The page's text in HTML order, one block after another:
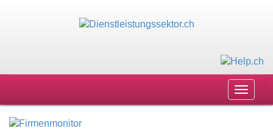
Toggle